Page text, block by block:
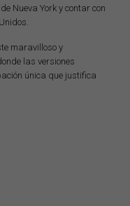
Nueva York y contar con
maravilloso y
las versiones
única que justifica